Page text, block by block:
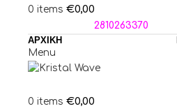
0 items €0,00
2810263370
ΑΡΧΙΚΗ
Menu
0 items €0,00